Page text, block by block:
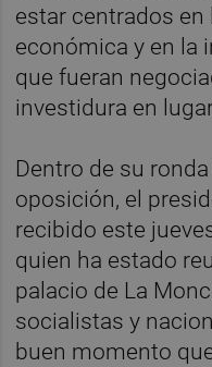
estar centrados en
económica y en la
que fueran
investidura en
Dentro de su
oposición, el
recibido este
quien ha estado
palacio de La
socialistas y
buen momento